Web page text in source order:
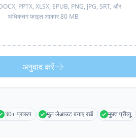
PPTX, XLSX, EPUB, PNG, JPG, SRT, और
अधिकतम फाइल आकार 80 MB
अनुवाद करें
30+ प्रारूप मूल लेआउट बनाए रखें मुफ़्त प्रीव्यू